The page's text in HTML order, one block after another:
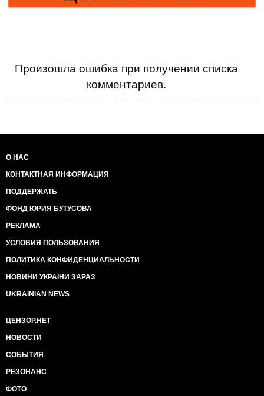
Произошла ошибка при получении списка
комментариев.
О НАС
КОНТАКТНАЯ ИНФОРМАЦИЯ
ПОДДЕРЖАТЬ
ФОНД ЮРИЯ БУТУСОВА
РЕКЛАМА
УСЛОВИЯ ПОЛЬЗОВАНИЯ
ПОЛИТИКА КОНФИДЕНЦИАЛЬНОСТИ
НОВИНИ УКРАЇНИ ЗАРАЗ
UKRAINIAN NEWS
ЦЕНЗОР.НЕТ
НОВОСТИ
СОБЫТИЯ
РЕЗОНАНС
ФОТО